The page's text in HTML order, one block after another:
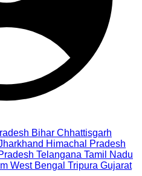
Bihar Chhattisgarh
Himachal Pradesh
Telangana Tamil Nadu
West Bengal Tripura Gujarat